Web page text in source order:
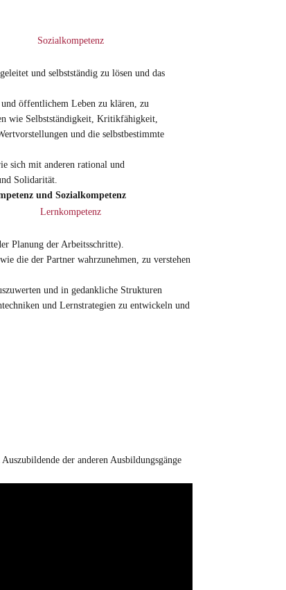
Sozialkompetenz
und selbstständig zu lösen und das
öffentlichem Leben zu klären, zu
wie Selbstständigkeit, Kritikfähigkeit,
und die selbstbestimmte
sich mit anderen rational und
Solidarität.
und Sozialkompetenz
Lernkompetenz
Planung der Arbeitsschritte).
die der Partner wahrzunehmen, zu verstehen
und in gedankliche Strukturen
und Lernstrategien zu entwickeln und
der anderen Ausbildungsgänge